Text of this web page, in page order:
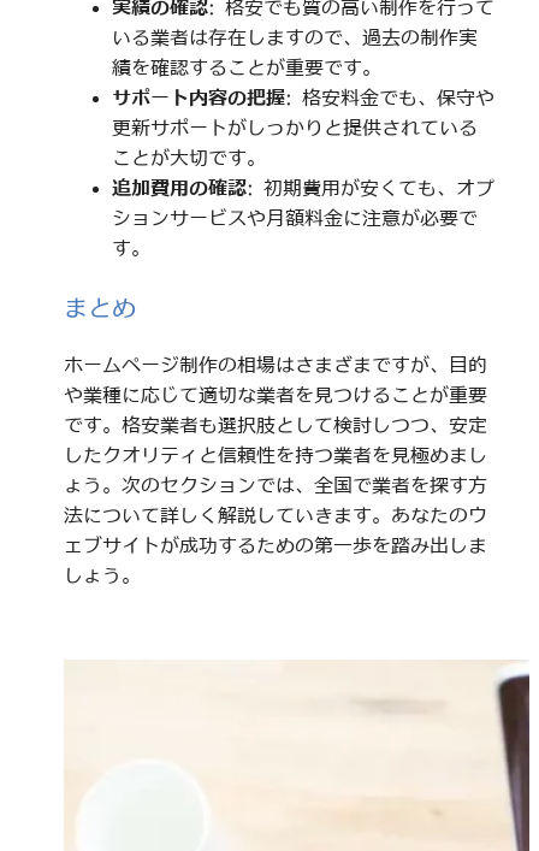
実績の確認: 格安でも質の高い制作を行って
いる業者は存在しますので、過去の制作実
績を確認することが重要です。
サポート内容の把握: 格安料金でも、保守や
更新サポートがしっかりと提供されている
ことが大切です。
追加費用の確認: 初期費用が安くても、オプ
ションサービスや月額料金に注意が必要で
す。
まとめ
ホームページ制作の相場はさまざまですが、目的
や業種に応じて適切な業者を見つけることが重要
です。格安業者も選択肢として検討しつつ、安定
したクオリティと信頼性を持つ業者を見極めまし
ょう。次のセクションでは、全国で業者を探す方
法について詳しく解説していきます。あなたのウ
ェブサイトが成功するための第一歩を踏み出しま
しょう。